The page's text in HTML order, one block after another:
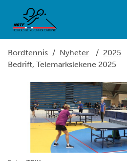
Bordtennis / Nyheter / 2025
Bedrift, Telemarkslekene 2025